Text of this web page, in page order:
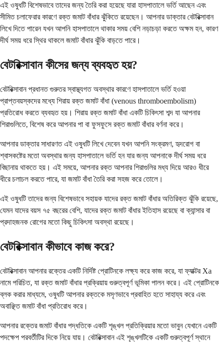
এই ওষুধটি বিশেষভাবে তাদের জন্য তৈরি করা হয়েছে যারা হাসপাতালে ভর্তি আছেন এবং
সীমিত চলাফেরার কারণে রক্ত জমাট বাঁধার ঝুঁকিতে রয়েছেন। আপনার ডাক্তার বেটরিক্সাবান
লিখে দিতে পারেন যখন আপনি হাসপাতালে থাকার সময় বেশি নড়াচড়া করতে অক্ষম হন, কারণ
দীর্ঘ সময় ধরে স্থির থাকলে জমাট বাঁধার ঝুঁকি বাড়তে পারে।
বেটরিক্সাবান কীসের জন্য ব্যবহৃত হয়?
বেটরিক্সাবান প্রধানত গুরুতর স্বাস্থ্যগত অবস্থার কারণে হাসপাতালে ভর্তি হওয়া
প্রাপ্তবয়স্কদের মধ্যে শিরায় রক্ত ​​জমাট বাঁধা (venous thromboembolism)
প্রতিরোধ করতে ব্যবহৃত হয়। শিরায় রক্ত ​​জমাট বাঁধা একটি চিকিৎসা শব্দ যা আপনার
শিরাগুলিতে, বিশেষ করে আপনার পা বা ফুসফুসে রক্ত ​​জমাট বাঁধার বর্ণনা করে।
আপনার ডাক্তার সাধারণত এই ওষুধটি লিখে দেবেন যখন আপনি সংক্রমণ, হৃদরোগ বা
শ্বাসকষ্টের মতো অবস্থার জন্য হাসপাতালে ভর্তি হন যার জন্য আপনাকে দীর্ঘ সময় ধরে
বিছানায় থাকতে হয়। এই সময়ে, আপনার রক্ত ​​আপনার শিরাগুলির মধ্য দিয়ে আরও ধীরে
ধীরে চলাচল করতে পারে, যা জমাট বাঁধা তৈরি করা সহজ করে তোলে।
এই ওষুধটি তাদের জন্য বিশেষভাবে সহায়ক যাদের রক্ত ​​জমাট বাঁধার অতিরিক্ত ঝুঁকি রয়েছে,
যেমন যাদের বয়স ৭৫ বছরের বেশি, যাদের রক্ত ​​জমাট বাঁধার ইতিহাস রয়েছে বা ক্যান্সার বা
প্রদাহজনক রোগের মতো কিছু চিকিৎসা অবস্থা রয়েছে।
বেটরিক্সাবান কীভাবে কাজ করে?
বেটরিক্সাবান আপনার রক্তের একটি নির্দিষ্ট প্রোটিনকে লক্ষ্য করে কাজ করে, যা ফ্যাক্টর Xa
নামে পরিচিত, যা রক্ত ​​জমাট বাঁধার প্রক্রিয়ায় গুরুত্বপূর্ণ ভূমিকা পালন করে। এই প্রোটিনকে
ব্লক করার মাধ্যমে, ওষুধটি আপনার রক্তকে মসৃণভাবে প্রবাহিত হতে সাহায্য করে এবং
অবাঞ্ছিত জমাট বাঁধা প্রতিরোধ করে।
আপনার রক্তের জমাট বাঁধার পদ্ধতিকে একটি শৃঙ্খল প্রতিক্রিয়ার মতো ভাবুন যেখানে একটি
পদক্ষেপ পরবর্তীটির দিকে নিয়ে যায়। বেটরিক্সাবান এই শৃঙ্খলটিকে একটি গুরুত্বপূর্ণ স্থানে